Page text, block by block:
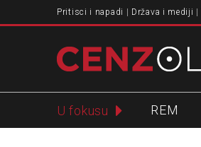
Pritisci i napadi Država i mediji
U fokusu REM